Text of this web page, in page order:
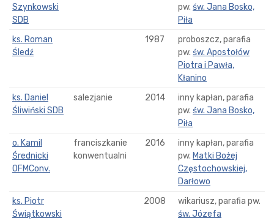
Szynkowski
SDB
pw. św. Jana Bosko,
Piła
ks. Roman
Śledź
1987
proboszcz, parafia
pw. św. Apostołów
Piotra i Pawła,
Kłanino
ks. Daniel
Śliwiński SDB
salezjanie 2014
inny kapłan, parafia
pw. św. Jana Bosko,
Piła
o. Kamil
Średnicki
OFMConv.
franciszkanie
konwentualni
2016
inny kapłan, parafia
pw. Matki Bożej
Częstochowskiej,
Darłowo
ks. Piotr
Świątkowski
2008
wikariusz, parafia pw.
św. Józefa